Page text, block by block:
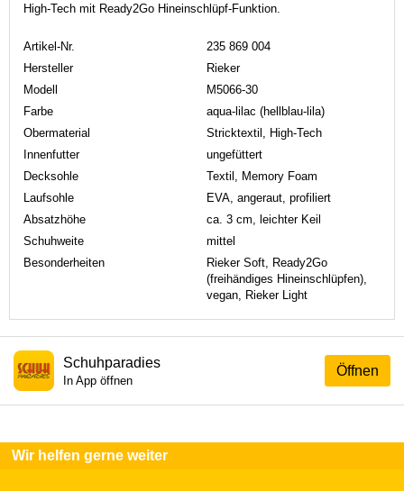
High-Tech mit Ready2Go Hineinschlüpf-Funktion.
Artikel-Nr.
235 869 004
Hersteller
Rieker
Modell
M5066-30
Farbe
aqua-lilac (hellblau-lila)
Obermaterial
Stricktextil, High-Tech
Innenfutter
ungefüttert
Decksohle
Textil, Memory Foam
Laufsohle
EVA, angeraut, profiliert
Absatzhöhe
ca. 3 cm, leichter Keil
Schuhweite
mittel
Besonderheiten
Rieker Soft, Ready2Go
(freihändiges Hineinschlüpfen),
vegan, Rieker Light
Öffnen
Schuhparadies
In App öffnen
Wir helfen gerne weiter